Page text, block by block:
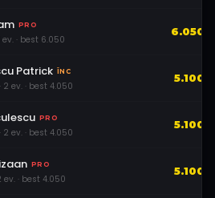
PRO
ev. · best 6.050
6.050
Patrick ÎNC
· 2 ev. · best 4.050
5.100
PRO
· 2 ev. · best 4.050
5.100
PRO
ev. · best 4.050
5.100